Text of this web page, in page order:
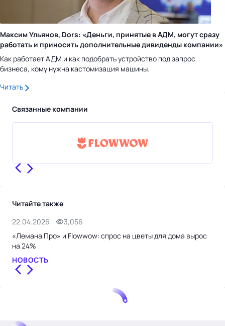
Максим Ульянов, Dors: «Деньги, принятые в АДМ, могут сразу
работать и приносить дополнительные дивиденды компании»
Как работает АДМ и как подобрать устройство под запрос
бизнеса, кому нужна кастомизация машины.
Читать
Связанные компании
Читайте также
22.04.2026
3,056
«Лемана Про» и Flowwow: спрос на цветы для дома вырос
на 24%
НОВОСТЬ